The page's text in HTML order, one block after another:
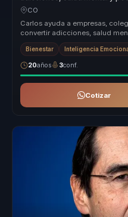
aplicable.
CO
Carlos ayuda a empresas,
convertir adicciones, salud
en conci...
Bienestar Inteligencia
20años 3conf.
Cotizar